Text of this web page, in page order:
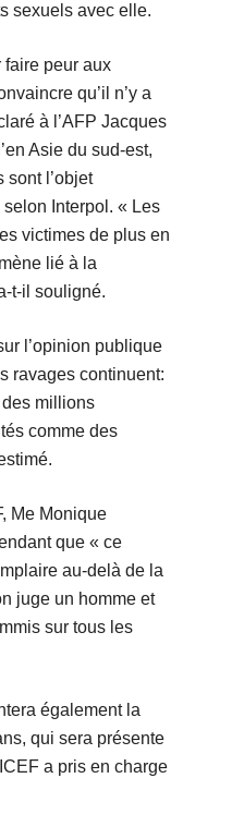
sexuels avec elle.
faire peur aux
qu’il n’y a
à l’AFP Jacques
Asie du sud-est,
sont l’objet
Interpol. « Les
victimes de plus en
lié à la
t-il souligné.
l’opinion publique
ravages continuent:
millions
comme des
Me Monique
que « ce
au-delà de la
juge un homme et
sur tous les
également la
qui sera présente
a pris en charge